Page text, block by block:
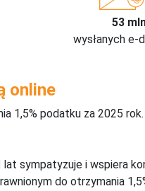
53
wysłanych e-
online
1,5% podatku za 2025
sympatyzuje i wspiera
do otrzymania